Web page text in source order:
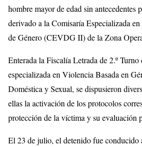
hombre mayor de edad sin antecedentes
derivado a la Comisaría Especializada
de Género (CEVDG II) de la Zona
Enterada la Fiscalía Letrada de 2.º Turno
especializada en Violencia Basada en
Doméstica y Sexual, se dispusieron
ellas la activación de los protocolos
protección de la víctima y su evaluación
El 23 de julio, el detenido fue conducido